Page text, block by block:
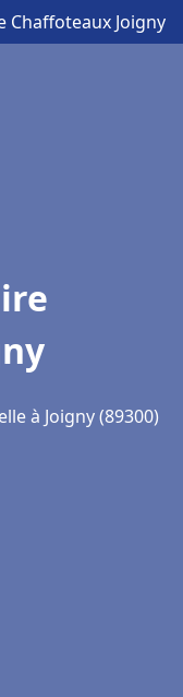
Chaffoteaux Joigny
à Joigny (89300)